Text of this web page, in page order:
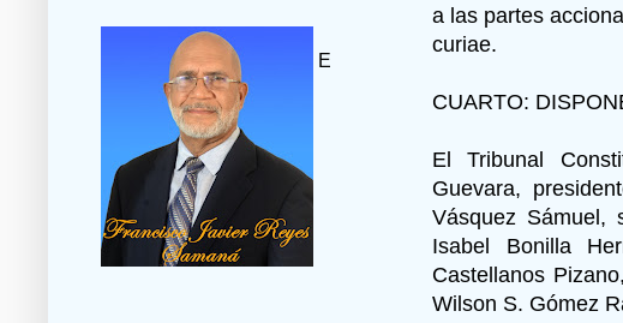
a las partes
curiae.
CUARTO:
El Tribunal
Guevara,
Vásquez Sámuel,
Isabel Bonilla
Castellanos
Wilson S. Gómez
E